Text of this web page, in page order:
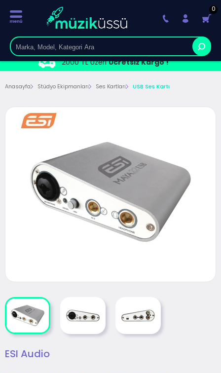
2000 TL ÜzeriÜcretsiz Kargo !
0
Anasayfa Stüdyo Ekipmanları Ses Kartları USB Ses Kartı
ESI Audio